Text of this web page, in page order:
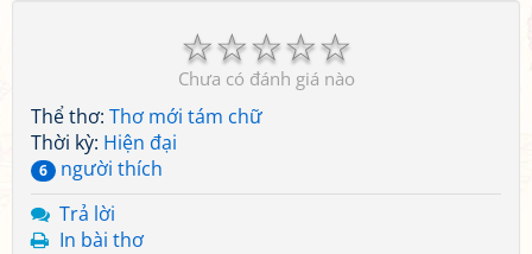
☆
☆
☆
☆
☆
Chưa có đánh giá nào
Thể thơ: Thơ mới tám chữ
Thời kỳ: Hiện đại
6
người thích
Trả lời
In bài thơ